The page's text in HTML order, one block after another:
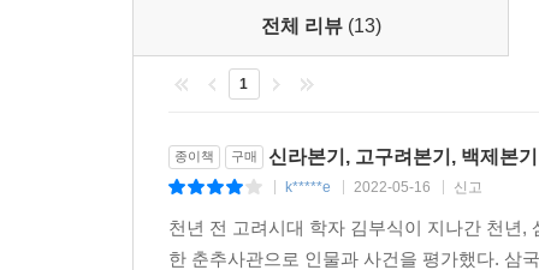
전체 리뷰 (13)
1
종이책 구매 신라본기, 고구려본기, 백제본
k*****e 2022-05-16 신고
천년 전 고려시대 학자 김부식이 지나간 천년
한 춘추사관으로 인물과 사건을 평가했다. 삼